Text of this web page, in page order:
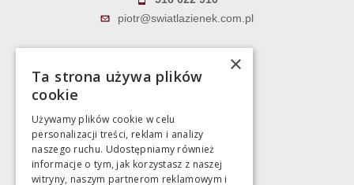
piotr@swiatlazienek.com.pl
783 043 083
Magazyn
×
Ta strona używa plików
cookie
Używamy plików cookie w celu
personalizacji treści, reklam i analizy
naszego ruchu. Udostępniamy również
informacje o tym, jak korzystasz z naszej
witryny, naszym partnerom reklamowym i